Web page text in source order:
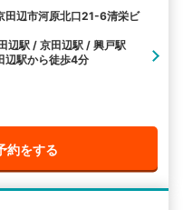
田辺市河原北口21-6清栄ビ
辺駅 / 京田辺駅 / 興戸駅
辺駅から徒歩4分
約をする